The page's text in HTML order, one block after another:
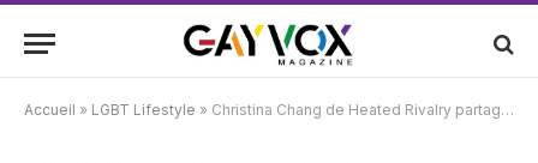
Accueil » LGBT Lifestyle » Christina Chang de Heated Rivalry partage des conseils sincères pour les parents d'enfants LGBTQ+